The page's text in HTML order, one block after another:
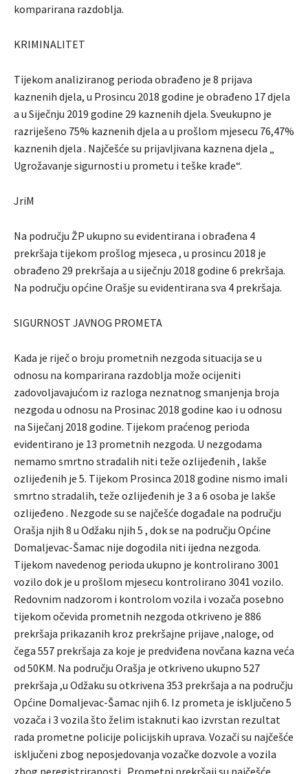
komparirana razdoblja.
KRIMINALITET
Tijekom analiziranog perioda obrađeno je 8 prijava
kaznenih djela, u Prosincu 2018 godine je obrađeno 17 djela
a u Siječnju 2019 godine 29 kaznenih djela. Sveukupno je
razriješeno 75% kaznenih djela a u prošlom mjesecu 76,47%
kaznenih djela . Najčešće su prijavljivana kaznena djela „
Ugrožavanje sigurnosti u prometu i teške krađe“.
JriM
Na području ŽP ukupno su evidentirana i obrađena 4
prekršaja tijekom prošlog mjeseca , u prosincu 2018 je
obrađeno 29 prekršaja a u siječnju 2018 godine 6 prekršaja.
Na području općine Orašje su evidentirana sva 4 prekršaja.
SIGURNOST JAVNOG PROMETA
Kada je riječ o broju prometnih nezgoda situacija se u
odnosu na komparirana razdoblja može ocijeniti
zadovoljavajućom iz razloga neznatnog smanjenja broja
nezgoda u odnosu na Prosinac 2018 godine kao i u odnosu
na Siječanj 2018 godine. Tijekom praćenog perioda
evidentirano je 13 prometnih nezgoda. U nezgodama
nemamo smrtno stradalih niti teže ozlijeđenih , lakše
ozlijeđenih je 5. Tijekom Prosinca 2018 godine nismo imali
smrtno stradalih, teže ozlijeđenih je 3 a 6 osoba je lakše
ozlijeđeno . Nezgode su se najčešće događale na području
Orašja njih 8 u Odžaku njih 5 , dok se na području Općine
Domaljevac-Šamac nije dogodila niti ijedna nezgoda.
Tijekom navedenog perioda ukupno je kontrolirano 3001
vozilo dok je u prošlom mjesecu kontrolirano 3041 vozilo.
Redovnim nadzorom i kontrolom vozila i vozača posebno
tijekom očevida prometnih nezgoda otkriveno je 886
prekršaja prikazanih kroz prekršajne prijave ,naloge, od
čega 557 prekršaja za koje je predviđena novčana kazna veća
od 50KM. Na području Orašja je otkriveno ukupno 527
prekršaja ,u Odžaku su otkrivena 353 prekršaja a na području
Općine Domaljevac-Šamac njih 6. Iz prometa je isključeno 5
vozača i 3 vozila što želim istaknuti kao izvrstan rezultat
rada prometne policije policijskih uprava. Vozači su najčešće
isključeni zbog neposjedovanja vozačke dozvole a vozila